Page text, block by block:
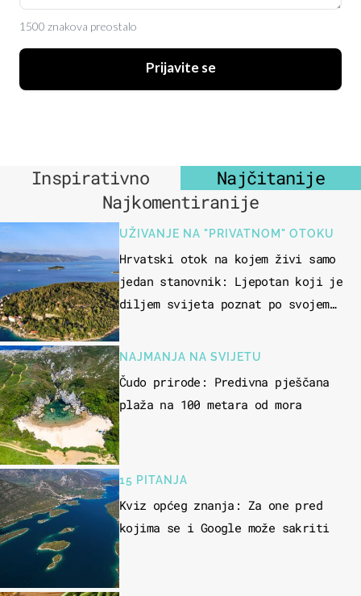
1500 znakova preostalo
Prijavite se
Inspirativno
Najčitanije
Najkomentiranije
UŽIVANJE NA "PRIVATNOM" OTOKU
Hrvatski otok na kojem živi samo
jedan stanovnik: Ljepotan koji je
diljem svijeta poznat po svojem
NAJMANJA NA SVIJETU
Čudo prirode: Predivna pješčana
plaža na 100 metara od mora
15 PITANJA
Kviz općeg znanja: Za one pred
kojima se i Google može sakriti